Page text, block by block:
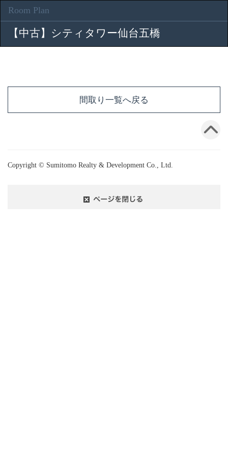
Room Plan
【中古】シティタワー仙台五橋
間取り一覧へ戻る
Copyright © Sumitomo Realty & Development Co., Ltd.